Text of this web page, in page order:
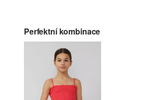
Perfektní kombinace